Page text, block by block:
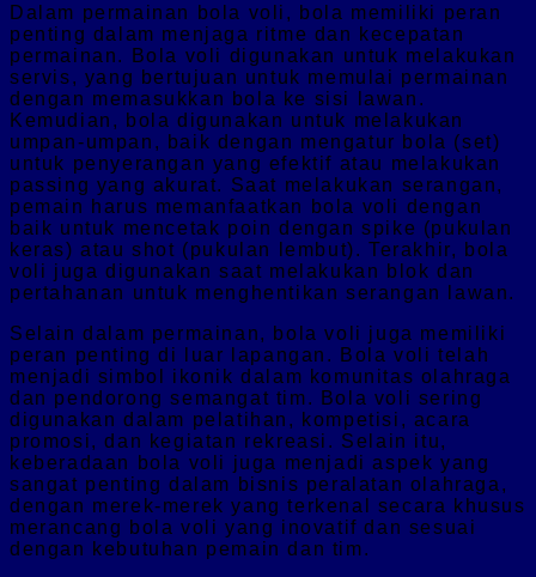
Dalam permainan bola voli, bola memiliki peran
penting dalam menjaga ritme dan kecepatan
permainan. Bola voli digunakan untuk melakukan
servis, yang bertujuan untuk memulai permainan
dengan memasukkan bola ke sisi lawan.
Kemudian, bola digunakan untuk melakukan
umpan-umpan, baik dengan mengatur bola (set)
untuk penyerangan yang efektif atau melakukan
passing yang akurat. Saat melakukan serangan,
pemain harus memanfaatkan bola voli dengan
baik untuk mencetak poin dengan spike (pukulan
keras) atau shot (pukulan lembut). Terakhir, bola
voli juga digunakan saat melakukan blok dan
pertahanan untuk menghentikan serangan lawan.
Selain dalam permainan, bola voli juga memiliki
peran penting di luar lapangan. Bola voli telah
menjadi simbol ikonik dalam komunitas olahraga
dan pendorong semangat tim. Bola voli sering
digunakan dalam pelatihan, kompetisi, acara
promosi, dan kegiatan rekreasi. Selain itu,
keberadaan bola voli juga menjadi aspek yang
sangat penting dalam bisnis peralatan olahraga,
dengan merek-merek yang terkenal secara khusus
merancang bola voli yang inovatif dan sesuai
dengan kebutuhan pemain dan tim.